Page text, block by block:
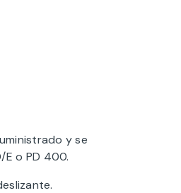
y se
E o PD 400.